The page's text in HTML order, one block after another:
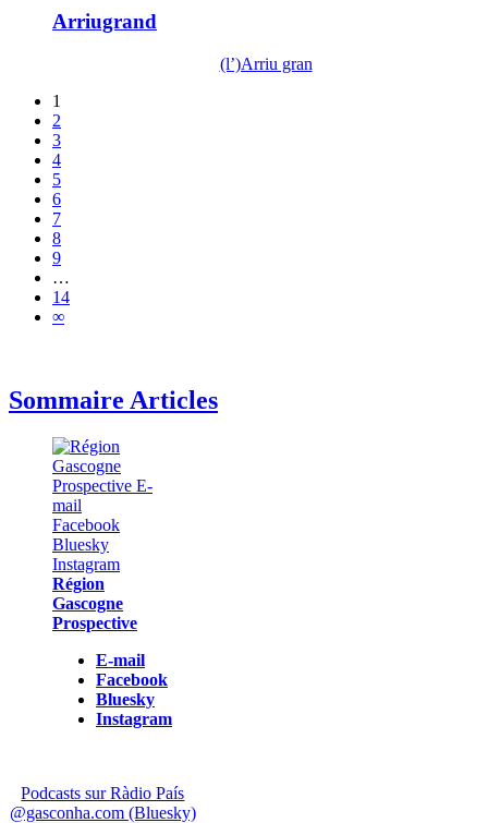
Arriugrand
(l’)Arriu gran
1
2
3
4
5
6
7
8
9
…
14
∞
Sommaire Articles
Région
Gascogne
Prospective
E-mail
Facebook
Bluesky
Instagram
Podcasts sur Ràdio País
@gasconha.com (Bluesky)